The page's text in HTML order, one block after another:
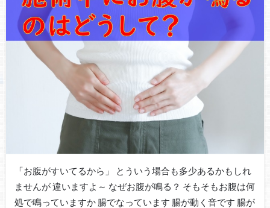
「お腹がすいてるから」 とういう場合も多少あるかもしれ
ませんが 違いますよ～ なぜお腹が鳴る？ そもそもお腹は何
処で鳴っていますか 腸でなっています 腸が動く音です 腸が